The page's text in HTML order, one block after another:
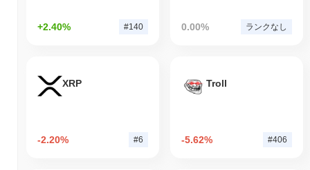
+2.40% #140 0.00% ランクなし
XRP
-2.20% #6
Troll
-5.62% #406